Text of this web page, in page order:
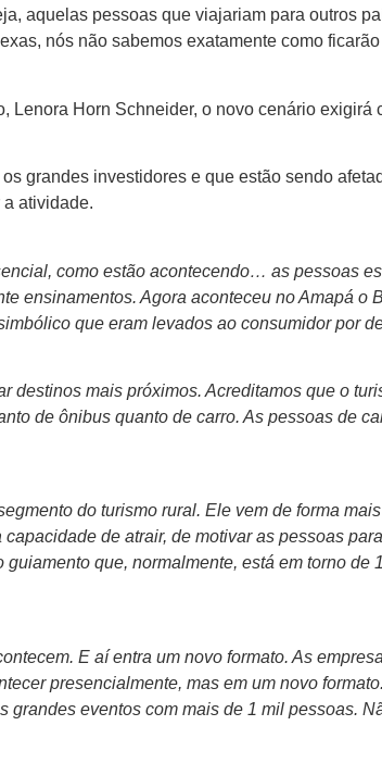
aquelas pessoas que viajariam para outros
nós não sabemos exatamente como
Lenora Horn Schneider, o novo cenário exigirá
grandes investidores e que estão sendo
atividade.
como estão acontecendo… as pessoas
ensinamentos. Agora aconteceu no Amapá o
que eram levados ao consumidor por
destinos mais próximos. Acreditamos que o
de ônibus quanto de carro. As pessoas de
do turismo rural. Ele vem de forma
de atrair, de motivar as pessoas
que, normalmente, está em torno de
E aí entra um novo formato. As
presencialmente, mas em um novo
eventos com mais de 1 mil pessoas.